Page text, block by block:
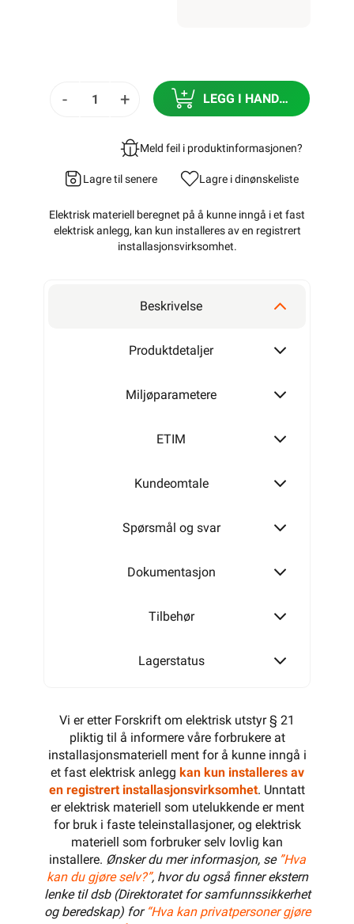
- + LEGG I HANDLEKURV
Meld feil i produktinformasjonen?
Lagre til senere Lagre i dinønskeliste
Elektrisk materiell beregnet på å kunne inngå i et fast
elektrisk anlegg, kan kun installeres av en registrert
installasjonsvirksomhet.
Beskrivelse
Produktdetaljer
Miljøparametere
ETIM
Kundeomtale
Spørsmål og svar
Dokumentasjon
Tilbehør
Lagerstatus
Vi er etter Forskrift om elektrisk utstyr § 21
pliktig til å informere våre forbrukere at
installasjonsmateriell ment for å kunne inngå i
et fast elektrisk anlegg kan kun installeres av
en registrert installasjonsvirksomhet. Unntatt
er elektrisk materiell som utelukkende er ment
for bruk i faste teleinstallasjoner, og elektrisk
materiell som forbruker selv lovlig kan
installere. Ønsker du mer informasjon, se ”Hva
kan du gjøre selv?”, hvor du også finner ekstern
lenke til dsb (Direktoratet for samfunnssikkerhet
og beredskap) for “Hva kan privatpersoner gjøre